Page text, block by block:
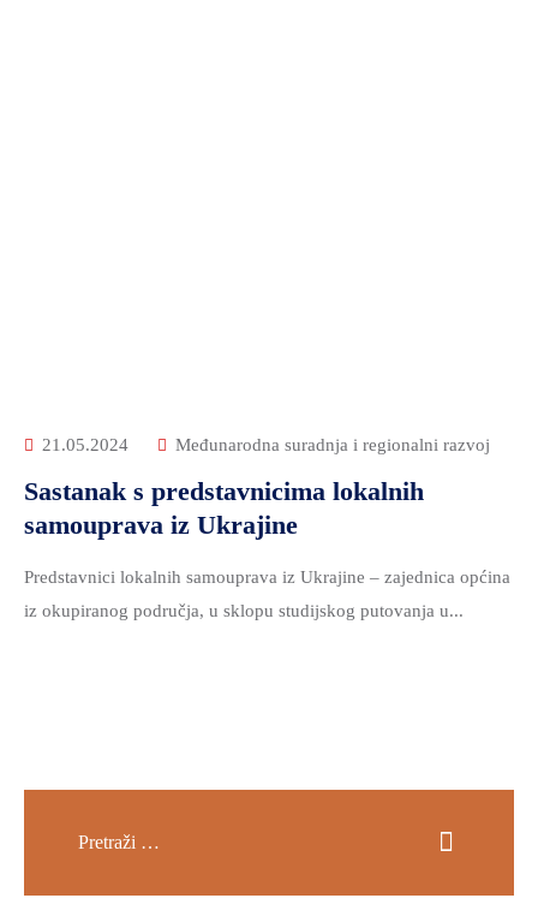
21.05.2024 Međunarodna suradnja i regionalni razvoj
Sastanak s predstavnicima lokalnih
samouprava iz Ukrajine
Predstavnici lokalnih samouprava iz Ukrajine – zajednica općina
iz okupiranog područja, u sklopu studijskog putovanja u...